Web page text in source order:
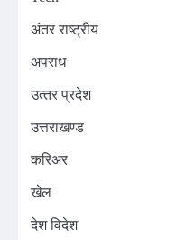
अंतर राष्ट्रीय
अपराध
उत्‍तर प्रदेश
उत्तराखण्ड
करिअर
खेल
देश विदेश